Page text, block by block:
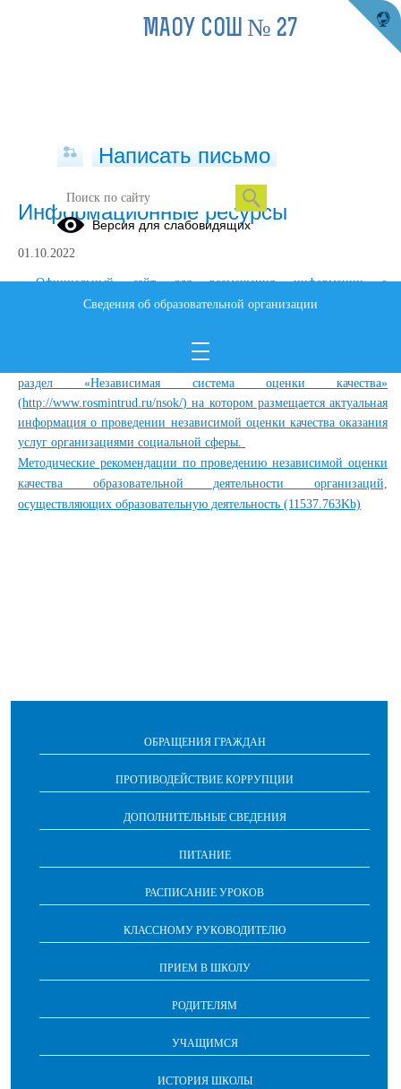
Информационные ресурсы
01.10.2022
Официальный сайт для размещения информации о
государственных (муниципальных) учреждениях
На официальном сайте Минтруда России создан специальный
раздел «Независимая система оценки качества»
(http://www.rosmintrud.ru/nsok/) на котором размещается актуальная
информация о проведении независимой оценки качества оказания
услуг организациями социальной сферы.
Методические рекомендации по проведению независимой оценки
качества образовательной деятельности организаций,
осуществляющих образовательную деятельность (11537.763Kb)
ОБРАЩЕНИЯ ГРАЖДАН
ПРОТИВОДЕЙСТВИЕ КОРРУПЦИИ
ДОПОЛНИТЕЛЬНЫЕ СВЕДЕНИЯ
ПИТАНИЕ
РАСПИСАНИЕ УРОКОВ
КЛАССНОМУ РУКОВОДИТЕЛЮ
ПРИЕМ В ШКОЛУ
РОДИТЕЛЯМ
УЧАЩИМСЯ
ИСТОРИЯ ШКОЛЫ
МАОУ СОШ № 27
Написать письмо
Версия для слабовидящих
Сведения об образовательной организации